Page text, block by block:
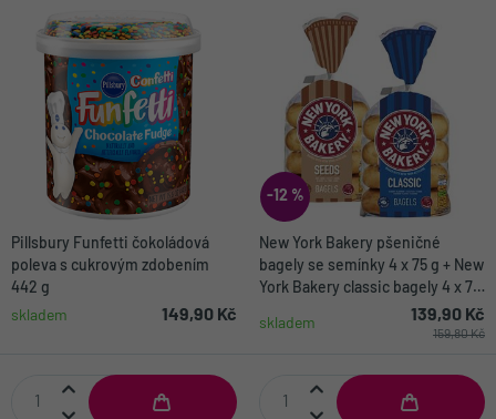
Pillsbury Funfetti čokoládová
poleva s cukrovým zdobením
442 g
skladem
149,90 Kč
-12 %
New York Bakery pšeničné
bagely se semínky 4 x 75 g + New
York Bakery classic bagely 4 x 75
skladem 139,90 Kč
159,80 Kč